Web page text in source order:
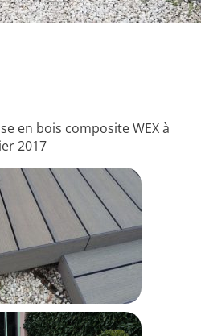
en bois composite WEX à
2017